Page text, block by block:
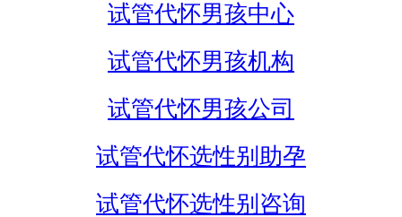
试管代怀男孩中心
试管代怀男孩机构
试管代怀男孩公司
试管代怀选性别助孕
试管代怀选性别咨询